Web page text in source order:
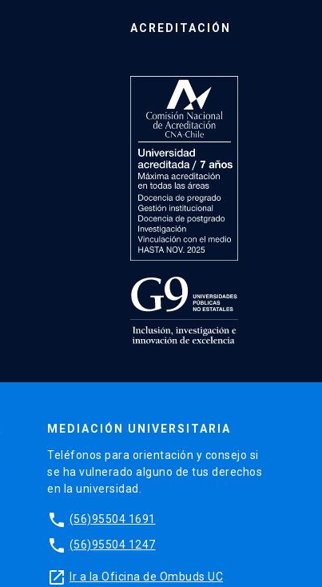
ACREDITACIÓN
MEDIACIÓN UNIVERSITARIA
Teléfonos para orientación y consejo si
se ha vulnerado alguno de tus derechos
en la universidad.
phone (56)95504 1691
phone (56)95504 1247
launch Ir a la Oficina de Ombuds UC